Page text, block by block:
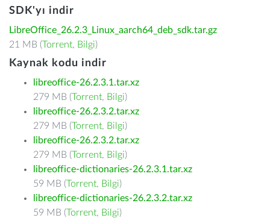
SDK'yı indir
LibreOffice_26.2.3_Linux_aarch64_deb_sdk.tar.gz
21 MB (Torrent, Bilgi)
Kaynak kodu indir
libreoffice-26.2.3.1.tar.xz
279 MB (Torrent, Bilgi)
libreoffice-26.2.3.2.tar.xz
279 MB (Torrent, Bilgi)
libreoffice-26.2.3.2.tar.xz
279 MB (Torrent, Bilgi)
libreoffice-dictionaries-26.2.3.1.tar.xz
59 MB (Torrent, Bilgi)
libreoffice-dictionaries-26.2.3.2.tar.xz
59 MB (Torrent, Bilgi)